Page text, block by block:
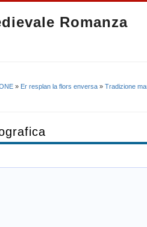
Romanza
» Er resplan la flors enversa » Tradizione